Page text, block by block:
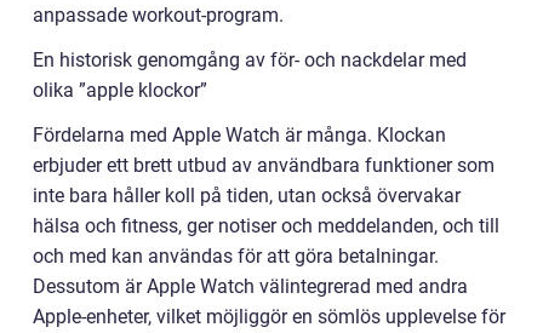
anpassade workout-program.
En historisk genomgång av för- och nackdelar med
olika ”apple klockor”
Fördelarna med Apple Watch är många. Klockan
erbjuder ett brett utbud av användbara funktioner som
inte bara håller koll på tiden, utan också övervakar
hälsa och fitness, ger notiser och meddelanden, och till
och med kan användas för att göra betalningar.
Dessutom är Apple Watch välintegrerad med andra
Apple-enheter, vilket möjliggör en sömlös upplevelse för